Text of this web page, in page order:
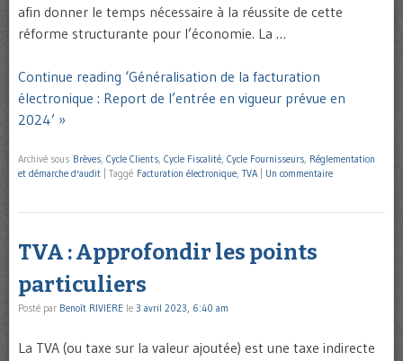
afin donner le temps nécessaire à la réussite de cette
réforme structurante pour l’économie. La …
Continue reading ‘Généralisation de la facturation
électronique : Report de l’entrée en vigueur prévue en
2024’ »
Archivé sous Brèves, Cycle Clients, Cycle Fiscalité, Cycle Fournisseurs, Réglementation
et démarche d'audit
Taggé Facturation électronique, TVA Un commentaire
TVA : Approfondir les points
particuliers
Posté par Benoît RIVIERE le 3 avril 2023, 6:40 am
La TVA (ou taxe sur la valeur ajoutée) est une taxe indirecte